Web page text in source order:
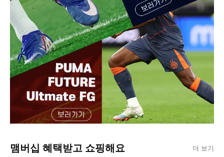
맴버십 혜택받고 쇼핑해요 더 보기